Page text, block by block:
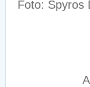
Foto: Spyros